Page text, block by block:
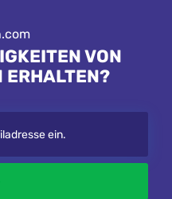
VON
ERHALTEN?